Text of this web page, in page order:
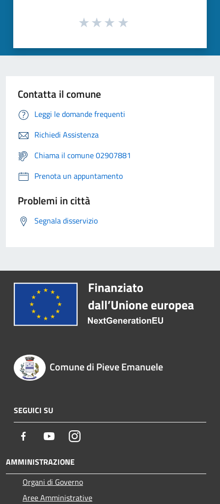
Contatta il comune
Leggi le domande frequenti
Richiedi Assistenza
Chiama il comune 02907881
Prenota un appuntamento
Problemi in città
Segnala disservizio
Comune di Pieve Emanuele
SEGUICI SU
Facebook YoutubeInstagram
AMMINISTRAZIONE
Organi di Governo
Aree Amministrative